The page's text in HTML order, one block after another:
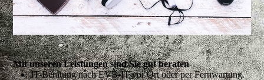
Mit unseren Leistungen sind Sie gut beraten
IT-Beratung nach EVB-IT vor Ort oder per Fernwartung.